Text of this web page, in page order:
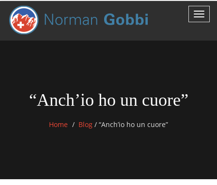
“Anch’io ho un cuore”
Home Blog / “Anch’io ho un cuore”